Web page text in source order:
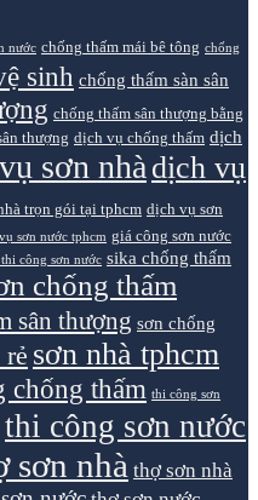
nước chống thấm mái bê tông chống
sinh chống thấm sàn sân
chống thấm sân thượng bằng
thượng dịch vụ chống thấm dịch
sơn nhà dịch vụ
trọn gói tại tphcm dịch vụ sơn
sơn nước tphcm giá công sơn nước
công sơn nước sika chống thấm
chống thấm
sân thượng sơn chống
rẻ sơn nhà tphcm
chống thấm thi công sơn
thi công sơn nước
sơn nhà thợ sơn nhà